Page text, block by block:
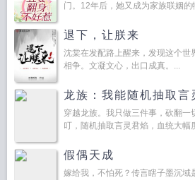
门。12年后，她又成为家族联姻
退下，让朕来
沈棠在发配路上醒来，发现这个世
相争。文凝文心，出口成真。...
龙族：我能随机抽取言
穿越龙族。我只做三件事，砍翻一
叮，随机抽取言灵君焰，血统大幅
假偶天成
嫁给我，不怕死？传言瞎子墨沉域